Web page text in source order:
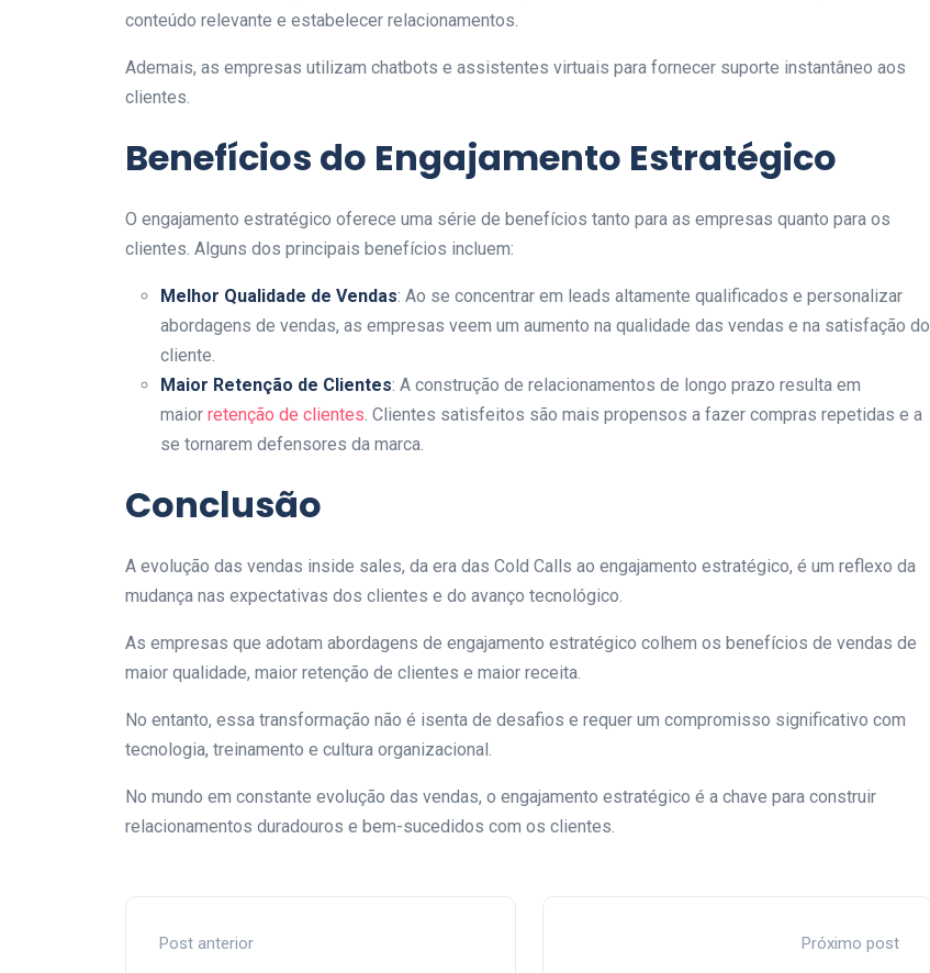
conteúdo relevante e estabelecer relacionamentos.
Ademais, as empresas utilizam chatbots e assistentes virtuais para fornecer suporte instantâneo aos
clientes.
Benefícios do Engajamento Estratégico
O engajamento estratégico oferece uma série de benefícios tanto para as empresas quanto para os
clientes. Alguns dos principais benefícios incluem:
Melhor Qualidade de Vendas: Ao se concentrar em leads altamente qualificados e personalizar
abordagens de vendas, as empresas veem um aumento na qualidade das vendas e na satisfação do
cliente.
Maior Retenção de Clientes: A construção de relacionamentos de longo prazo resulta em
maior retenção de clientes. Clientes satisfeitos são mais propensos a fazer compras repetidas e a
se tornarem defensores da marca.
Conclusão
A evolução das vendas inside sales, da era das Cold Calls ao engajamento estratégico, é um reflexo da
mudança nas expectativas dos clientes e do avanço tecnológico.
As empresas que adotam abordagens de engajamento estratégico colhem os benefícios de vendas de
maior qualidade, maior retenção de clientes e maior receita.
No entanto, essa transformação não é isenta de desafios e requer um compromisso significativo com
tecnologia, treinamento e cultura organizacional.
No mundo em constante evolução das vendas, o engajamento estratégico é a chave para construir
relacionamentos duradouros e bem-sucedidos com os clientes.
Post anterior Próximo post